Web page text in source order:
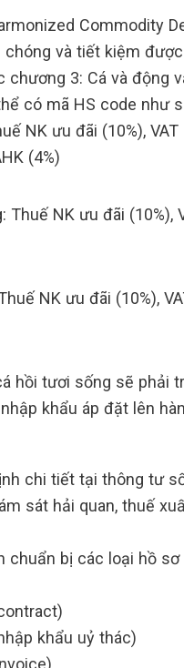
Commodity
và tiết kiệm
3: Cá và động
có mã HS code như
NK ưu đãi (10%), VAT
(4%)
NK ưu đãi (10%),
NK ưu đãi (10%),
hồi tươi sống sẽ phải
khẩu áp đặt lên
chi tiết tại thông tư
sát hải quan, thuế
chuẩn bị các loại hồ sơ
khẩu uỷ thác)